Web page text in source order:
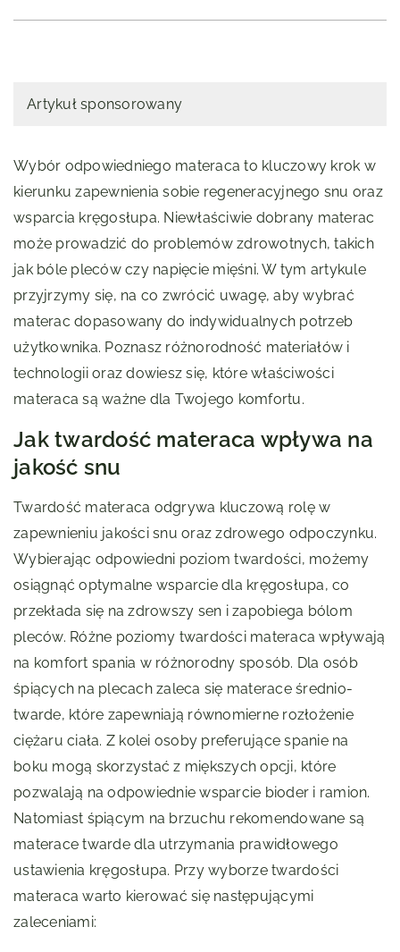
Artykuł sponsorowany
Wybór odpowiedniego materaca to kluczowy krok w
kierunku zapewnienia sobie regeneracyjnego snu oraz
wsparcia kręgosłupa. Niewłaściwie dobrany materac
może prowadzić do problemów zdrowotnych, takich
jak bóle pleców czy napięcie mięśni. W tym artykule
przyjrzymy się, na co zwrócić uwagę, aby wybrać
materac dopasowany do indywidualnych potrzeb
użytkownika. Poznasz różnorodność materiałów i
technologii oraz dowiesz się, które właściwości
materaca są ważne dla Twojego komfortu.
Jak twardość materaca wpływa na
jakość snu
Twardość materaca odgrywa kluczową rolę w
zapewnieniu jakości snu oraz zdrowego odpoczynku.
Wybierając odpowiedni poziom twardości, możemy
osiągnąć optymalne wsparcie dla kręgosłupa, co
przekłada się na zdrowszy sen i zapobiega bólom
pleców. Różne poziomy twardości materaca wpływają
na komfort spania w różnorodny sposób. Dla osób
śpiących na plecach zaleca się materace średnio-
twarde, które zapewniają równomierne rozłożenie
ciężaru ciała. Z kolei osoby preferujące spanie na
boku mogą skorzystać z miększych opcji, które
pozwalają na odpowiednie wsparcie bioder i ramion.
Natomiast śpiącym na brzuchu rekomendowane są
materace twarde dla utrzymania prawidłowego
ustawienia kręgosłupa. Przy wyborze twardości
materaca warto kierować się następującymi
zaleceniami: